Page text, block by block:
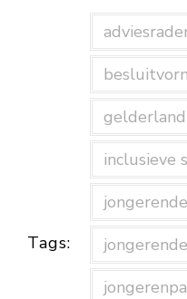
Tags:
gelderland
inclusieve